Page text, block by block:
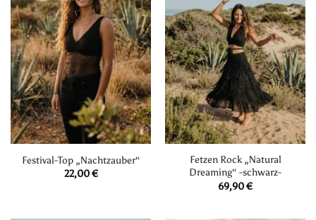
Festival-Top „Nachtzauber“
22,00€
Fetzen Rock „Natural
Dreaming“ -schwarz-
69,90€